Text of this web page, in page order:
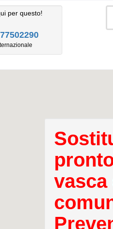
per questo!
vasca